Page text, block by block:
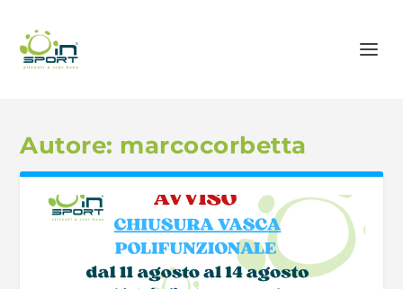
Autore: marcocorbetta